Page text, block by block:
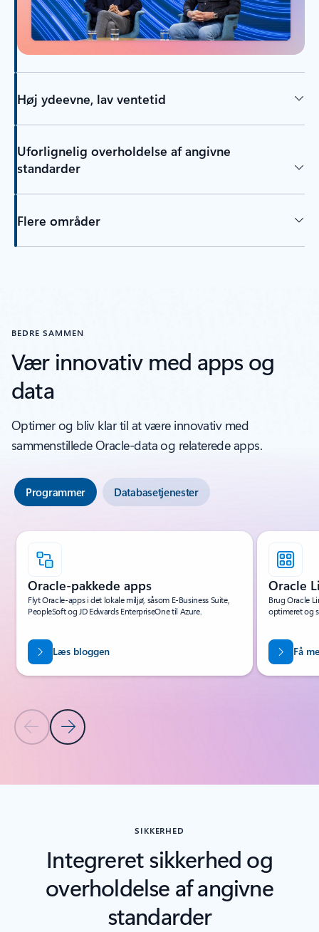
Høj ydeevne, lav ventetid
Uforlignelig overholdelse af angivne
standarder
Flere områder
BEDRE SAMMEN
Vær innovativ med apps og
data
Optimer og bliv klar til at være innovativ med
sammenstillede Oracle-data og relaterede apps.
Programmer Databasetjenester
Viser slide 1 af 6
Forrige slideNæste slide
Oracle-pakkede apps
Flyt Oracle-apps i det lokale miljø, såsom E-Business Suite,
PeopleSoft og JD Edwards EnterpriseOne til Azure.
Læs bloggen
Oracle
Brug Oracle
optimeret og
Få
Tilbage til kontrolelementer for karruselnavigation
SIKKERHED
Integreret sikkerhed og
overholdelse af angivne
standarder